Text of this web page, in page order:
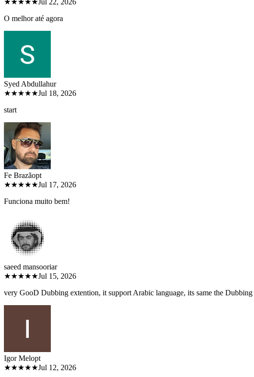
O melhor até agora
Syed Abdullahur
★★★★★Jul 18, 2026
start
Fe Brazãopt
★★★★★Jul 17, 2026
Funciona muito bem!
saeed mansooriar
★★★★★Jul 15, 2026
very GooD Dubbing extention, it support Arabic language, its same the
Igor Melopt
★★★★★Jul 12, 2026